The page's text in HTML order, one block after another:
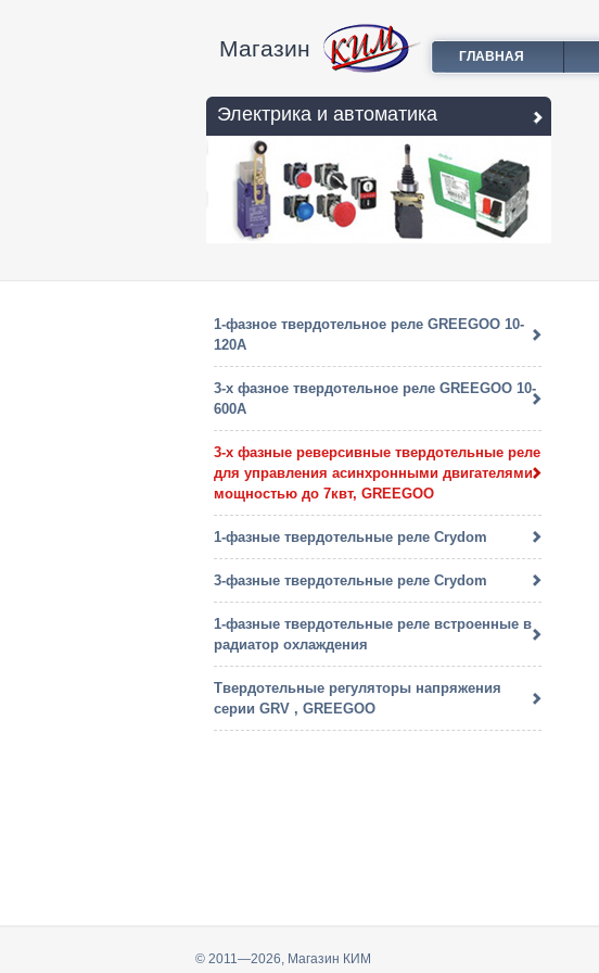
Магазин ГЛАВНАЯ
Электрика и автоматика
1-фазное твердотельное реле GREEGOO 10-
120A
3-х фазное твердотельное реле GREEGOO 10-
600A
3-х фазные реверсивные твердотельные реле
для управления асинхронными двигателями
мощностью до 7квт, GREEGOO
1-фазные твердотельные реле Crydom
3-фазные твердотельные реле Crydom
1-фазные твердотельные реле встроенные в
радиатор охлаждения
Твердотельные регуляторы напряжения
серии GRV , GREEGOO
© 2011—2026, Магазин КИМ